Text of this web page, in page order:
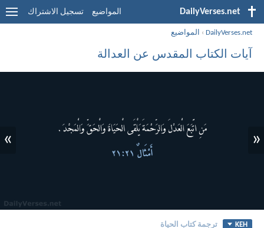
DailyVerses.net المواضيع تسجيل الاشتراك
DailyVerses.net
› المواضيع
آيات الكتاب المقدس عن العدالة
«
»
KEH ترجمة كتاب الحياة